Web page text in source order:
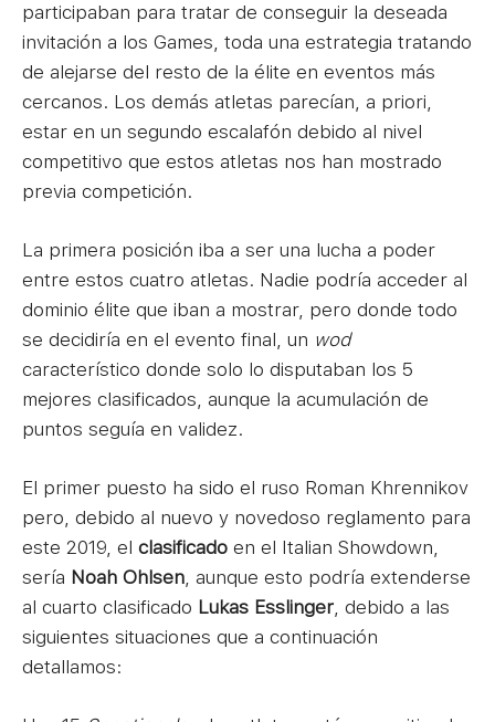
participaban para tratar de conseguir la deseada
invitación a los Games, toda una estrategia tratando
de alejarse del resto de la élite en eventos más
cercanos. Los demás atletas parecían, a priori,
estar en un segundo escalafón debido al nivel
competitivo que estos atletas nos han mostrado
previa competición.
La primera posición iba a ser una lucha a poder
entre estos cuatro atletas. Nadie podría acceder al
dominio élite que iban a mostrar, pero donde todo
se decidiría en el evento final, un wod
característico donde solo lo disputaban los 5
mejores clasificados, aunque la acumulación de
puntos seguía en validez.
El primer puesto ha sido el ruso Roman Khrennikov
pero, debido al nuevo y novedoso reglamento para
este 2019, el clasificado en el Italian Showdown,
sería Noah Ohlsen, aunque esto podría extenderse
al cuarto clasificado Lukas Esslinger, debido a las
siguientes situaciones que a continuación
detallamos: